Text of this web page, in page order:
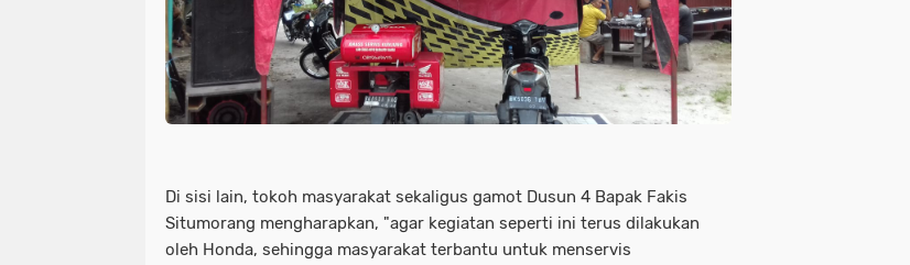
Di sisi lain, tokoh masyarakat sekaligus gamot Dusun 4 Bapak Fakis
Situmorang mengharapkan, "agar kegiatan seperti ini terus dilakukan
oleh Honda, sehingga masyarakat terbantu untuk menservis